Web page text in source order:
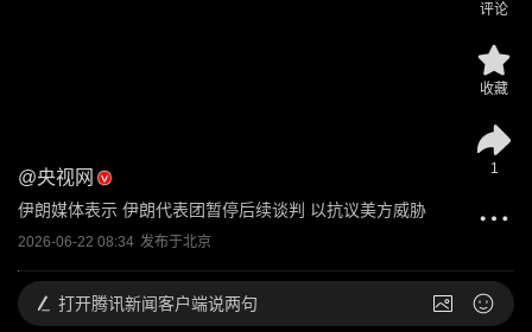
@央视网
伊朗媒体表示 伊朗代表团暂停后续谈判 以抗议美方威胁
2026-06-22 08:34 发布于北京
评论
收藏
1
打开腾讯新闻客户端说两句